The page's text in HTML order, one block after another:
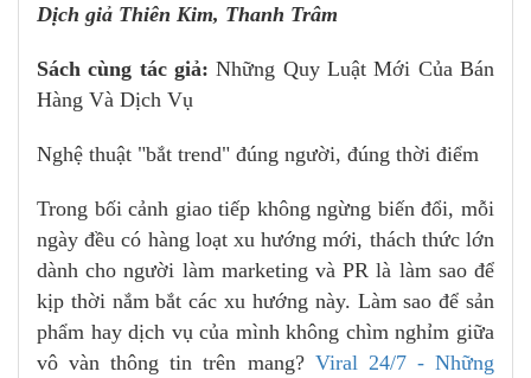
Dịch giả Thiên Kim, Thanh Trâm
Sách cùng tác giả: Những Quy Luật Mới Của Bán
Hàng Và Dịch Vụ
Nghệ thuật "bắt trend" đúng người, đúng thời điểm
Trong bối cảnh giao tiếp không ngừng biến đổi, mỗi
ngày đều có hàng loạt xu hướng mới, thách thức lớn
dành cho người làm marketing và PR là làm sao để
kịp thời nắm bắt các xu hướng này. Làm sao để sản
phẩm hay dịch vụ của mình không chìm nghỉm giữa
vô vàn thông tin trên mang? Viral 24/7 - Những